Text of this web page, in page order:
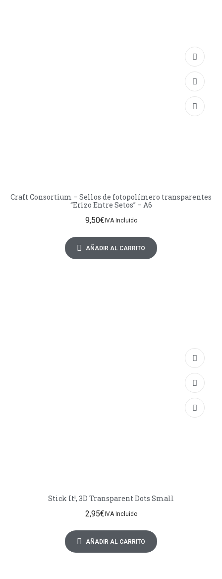
Craft Consortium – Sellos de fotopolímero transparentes
“Erizo Entre Setos” – A6
9,50€IVA Incluido
AÑADIR AL CARRITO
Stick It!, 3D Transparent Dots Small
2,95€IVA Incluido
AÑADIR AL CARRITO